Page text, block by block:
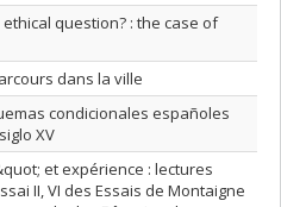
question? : the case of
dans la ville
condicionales españoles
XV
et expérience : lectures
II, VI des Essais de Montaigne